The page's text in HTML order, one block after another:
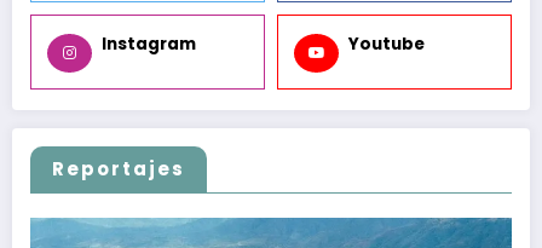
Instagram Youtube
Reportajes